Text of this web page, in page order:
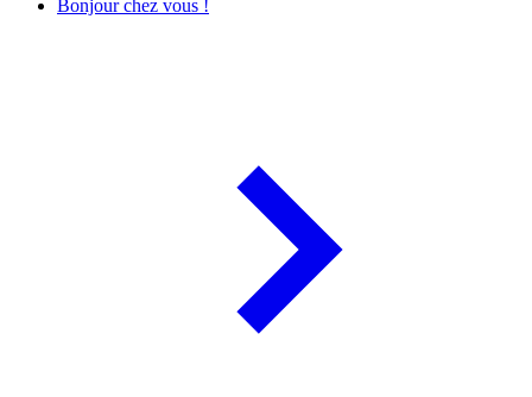
Bonjour chez vous !